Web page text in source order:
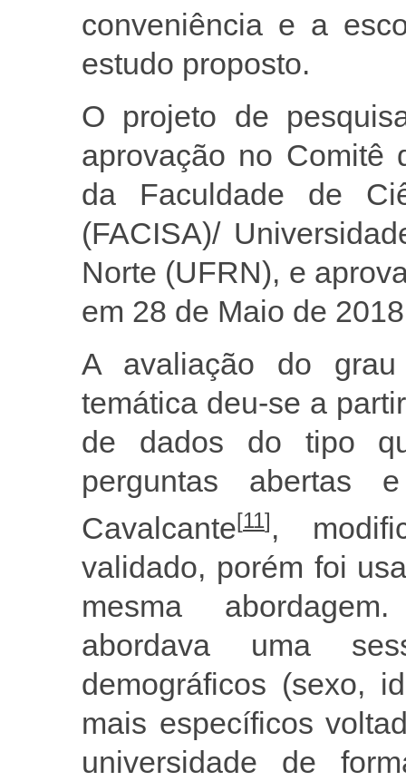
conveniência e a
estudo proposto.
O projeto de
aprovação no Comitê
da Faculdade de
(FACISA)/
Norte (UFRN), e
em 28 de Maio de
A avaliação do
temática deu-se a
de dados do tipo
perguntas abertas
Cavalcante[11],
validado, porém foi
mesma
abordava uma
demográficos (sexo,
mais específicos
universidade de